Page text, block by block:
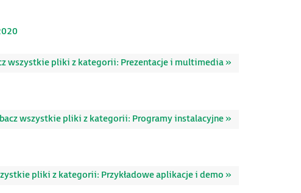
wszystkie pliki z kategorii: Prezentacje i multimedia »
wszystkie pliki z kategorii: Programy instalacyjne »
pliki z kategorii: Przykładowe aplikacje i demo »